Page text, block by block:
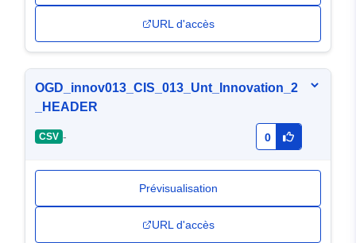
URL d'accès
OGD_innov013_CIS_013_Unt_Innovation_2
_HEADER
CSV - 0
Prévisualisation
URL d'accès